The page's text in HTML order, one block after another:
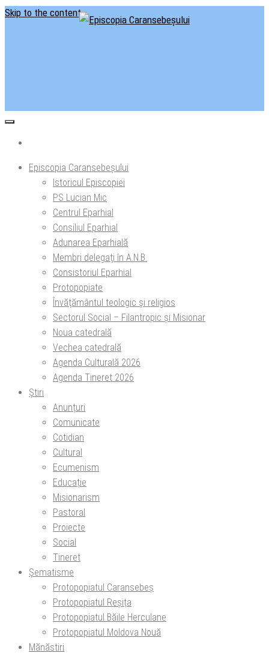
Skip to the content
Episcopia Caransebeșului
Istoricul Episcopiei
PS Lucian Mic
Centrul Eparhial
Consiliul Eparhial
Adunarea Eparhială
Membri delegaţi în A.N.B.
Consistoriul Eparhial
Protopopiate
Învăţământul teologic şi religios
Sectorul Social – Filantropic și Misionar
Noua catedrală
Vechea catedrală
Agenda Culturală 2026
Agenda Tineret 2026
Știri
Anunțuri
Comunicate
Cotidian
Cultural
Ecumenism
Educație
Misionarism
Pastoral
Proiecte
Social
Tineret
Șematisme
Protopopiatul Caransebeș
Protopopiatul Reșița
Protopopiatul Băile Herculane
Protopopiatul Moldova Nouă
Mănăstiri